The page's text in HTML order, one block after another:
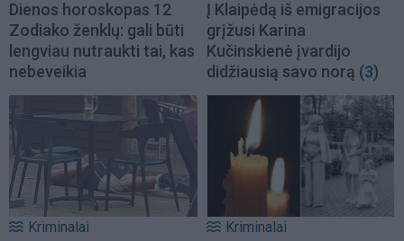
Dienos horoskopas 12
Zodiako ženklų: gali būti
lengviau nutraukti tai, kas
nebeveikia
Į Klaipėdą iš emigracijos
grįžusi Karina
Kučinskienė įvardijo
didžiausią savo norą (3)
Kriminalai Kriminalai